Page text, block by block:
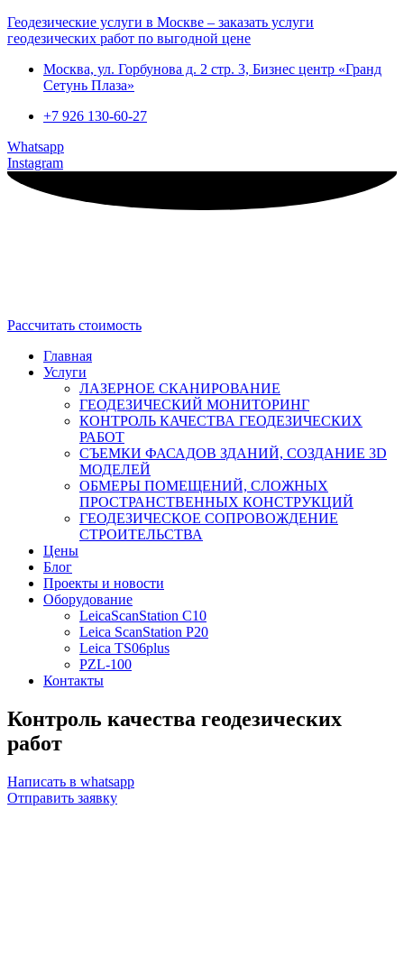
Геодезические услуги в Москве – заказать услуги
геодезических работ по выгодной цене
Москва, ул. Горбунова д. 2 стр. 3, Бизнес центр «Гранд
Сетунь Плаза»
+7 926 130-60-27
Whatsapp
Instagram
Рассчитать стоимость
Главная
Услуги
ЛАЗЕРНОЕ СКАНИРОВАНИЕ
ГЕОДЕЗИЧЕСКИЙ МОНИТОРИНГ
КОНТРОЛЬ КАЧЕСТВА ГЕОДЕЗИЧЕСКИХ
РАБОТ
СЪЕМКИ ФАСАДОВ ЗДАНИЙ, СОЗДАНИЕ 3D
МОДЕЛЕЙ
ОБМЕРЫ ПОМЕЩЕНИЙ, СЛОЖНЫХ
ПРОСТРАНСТВЕННЫХ КОНСТРУКЦИЙ
ГЕОДЕЗИЧЕСКОЕ СОПРОВОЖДЕНИЕ
СТРОИТЕЛЬСТВА
Цены
Блог
Проекты и новости
Оборудование
LeicaScanStation C10
Leica ScanStation P20
Leica TS06plus
PZL-100
Контакты
Контроль качества геодезических
работ
Написать в whatsapp
Отправить заявку